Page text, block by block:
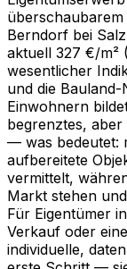
Berndorf bei
aktuell 327 €/
wesentlicher
und die
Einwohnern
begrenztes,
— was bedeutet:
aufbereitete
vermittelt,
Markt stehen
Für Eigentümer
Verkauf oder
individuelle,